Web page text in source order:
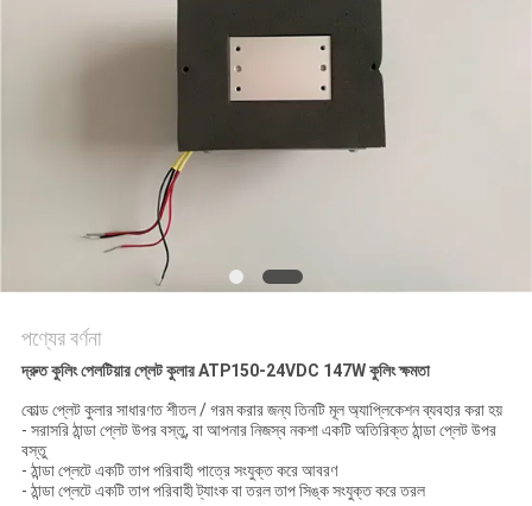
PRIVACY
পণ্যের বর্ণনা
দ্রুত কুলিং পেলটিয়ার প্লেট কুলার ATP150-24VDC 147W কুলিং ক্ষমতা
কোল্ড প্লেট কুলার সাধারণত শীতল / গরম করার জন্য তিনটি মূল অ্যাপ্লিকেশন ব্যবহার করা হয়
- সরাসরি ঠান্ডা প্লেট উপর বস্তু, বা আপনার নিজস্ব নকশা একটি অতিরিক্ত ঠান্ডা প্লেট উপর
বস্তু
- ঠান্ডা প্লেটে একটি তাপ পরিবাহী পাত্রে সংযুক্ত করে আবরণ
- ঠান্ডা প্লেটে একটি তাপ পরিবাহী ট্যাংক বা তরল তাপ সিঙ্ক সংযুক্ত করে তরল